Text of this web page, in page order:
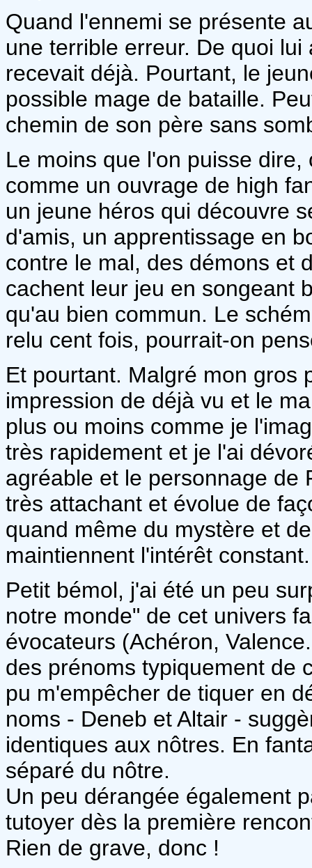
Quand l'ennemi se présente
une terrible erreur. De quoi
recevait déjà. Pourtant, le
possible mage de bataille.
chemin de son père sans
Le moins que l'on puisse
comme un ouvrage de high
un jeune héros qui découvre
d'amis, un apprentissage en
contre le mal, des démons et
cachent leur jeu en songeant
qu'au bien commun. Le
relu cent fois, pourrait-on
Et pourtant. Malgré mon gros
impression de déjà vu et le
plus ou moins comme je
très rapidement et je l'ai
agréable et le personnage de
très attachant et évolue de
quand même du mystère et
maintiennent l'intérêt constant.
Petit bémol, j'ai été un peu
notre monde" de cet univers
évocateurs (Achéron,
des prénoms typiquement de
pu m'empêcher de tiquer en
noms - Deneb et Altair -
identiques aux nôtres. En
séparé du nôtre.
Un peu dérangée également
tutoyer dès la première
Rien de grave, donc !